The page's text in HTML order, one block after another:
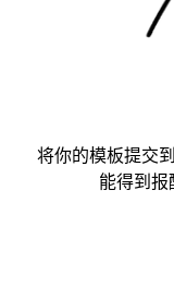
将你的模板提交
能得到